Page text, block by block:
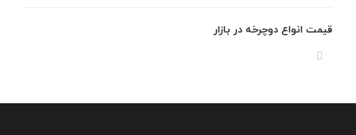
قیمت انواع دوچرخه در بازار